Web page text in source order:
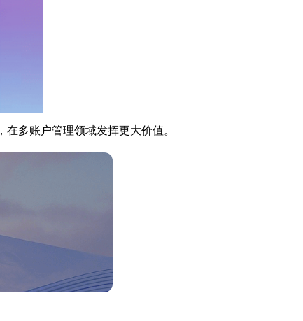
多账户管理领域发挥更大价值。